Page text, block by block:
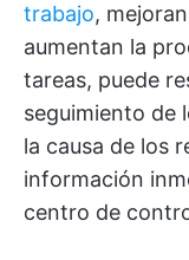
trabajo,
aumentan la
tareas, puede
seguimiento de
la causa de los
información
centro de